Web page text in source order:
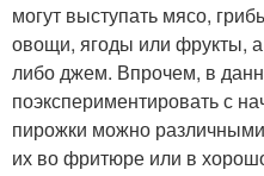
могут выступать мясо,
овощи, ягоды или фрукты,
либо джем. Впрочем, в
поэкспериментировать с
пирожки можно
их во фритюре или в